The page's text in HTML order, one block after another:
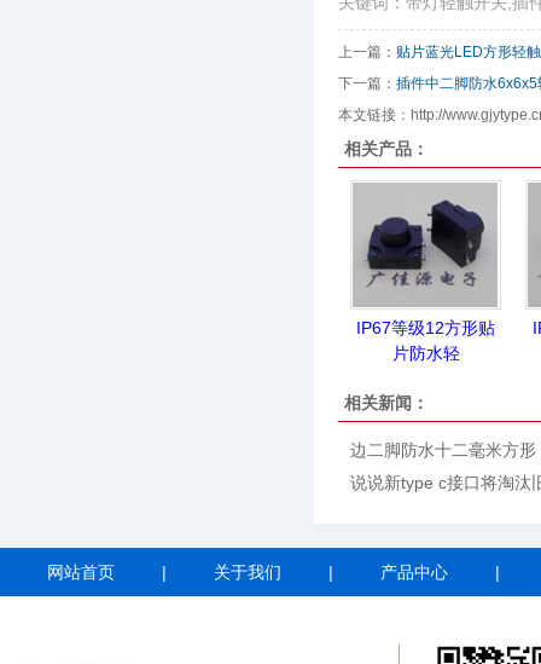
上一篇： 贴片蓝光LED方形轻
下一篇： 插件中二脚防水
本文链接：http://
相关产品：
IP67等级12方形贴
片防水轻
相关新闻：
边二脚防水十二毫米方形
说说新type c接口将淘汰
网站首页 | 关于我们 | 产品中心 |